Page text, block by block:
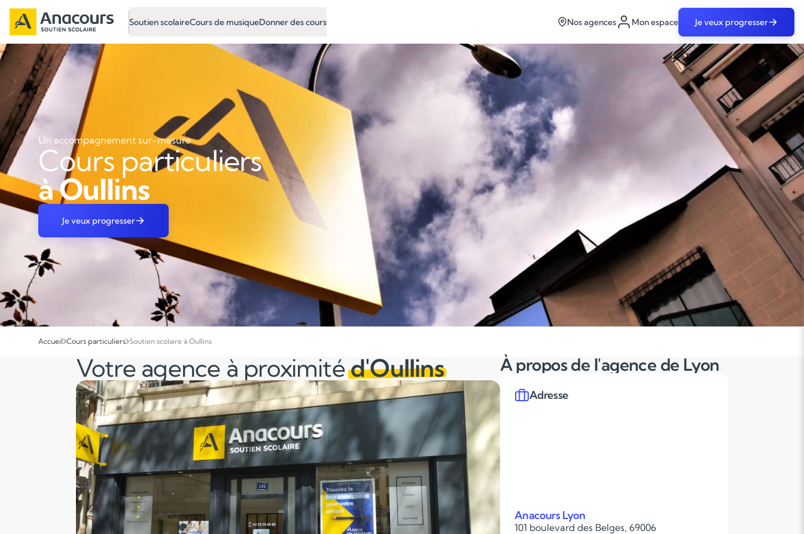
Soutien scolaireCours de musiqueDonner des cours Nos agences Mon espace Je veux progresser
Un accompagnement sur-mesure
Cours particuliers
à Oullins
Je veux progresser
Accueil Cours particuliers Soutien scolaire à Oullins
Votre agence à proximitéd'Oullins À propos de l'agence de Lyon
Adresse
Anacours Lyon
101 boulevard des Belges, 69006